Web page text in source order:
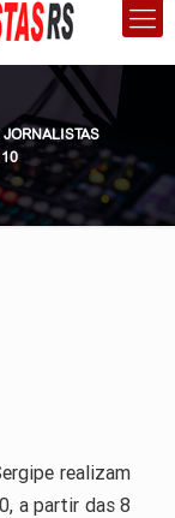
realizam
a partir das 8